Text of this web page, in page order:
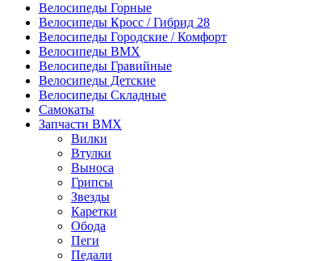
Велосипеды Горные
Велосипеды Кросс / Гибрид 28
Велосипеды Городские / Комфорт
Велосипеды BMX
Велосипеды Гравийные
Велосипеды Детские
Велосипеды Складные
Самокаты
Запчасти BMX
Вилки
Втулки
Выноса
Грипсы
Звезды
Каретки
Обода
Пеги
Педали